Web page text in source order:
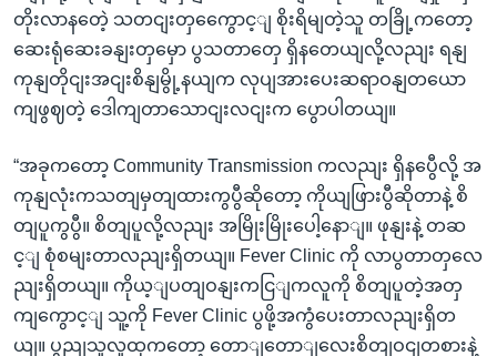
တိုးလာနတေဲ့ သတငျးတှကွေောင့ျ စိုးရိမျတဲ့သူ တခြို့ကတော့
ဆေးရုံဆေးခနျးတှမှော ပွသတာတှေ ရှိနတေယျလို့လညျး ရနျ
ကုနျတိုငျးအငျးစိနျမွို့နယျက လုပျအားပေးဆရာဝနျတယော
ကျဖွဈတဲ့ ဒေါကျတာသောငျးလငျးက ပွောပါတယျ။
“အခုကတော့ Community Transmission ကလညျး ရှိနပွေီလို့ အ
ကုနျလုံးကသတျမှတျထားကွပွီဆိုတော့ ကိုယျဖြားပွီဆိုတာနဲ့ စိ
တျပူကွပွီ။ စိတျပူလို့လညျး အမြိုးမြိုးပေါ့နောျ။ ဖုနျးနဲ့ တဆ
င့ျ စုံစမျးတာလညျးရှိတယျ။ Fever Clinic ကို လာပွတာတှလေ
ညျးရှိတယျ။ ကိုယ့ျပတျဝနျးကငြျကလူကို စိတျပူတဲ့အတှ
ကျကွောင့ျ သူ့ကို Fever Clinic ပွဖို့အကွံပေးတာလညျးရှိတ
ယျ။ ပွညျသူလူထုကတော့ တောျတောျလေးစိတျဝငျတစားနဲ့